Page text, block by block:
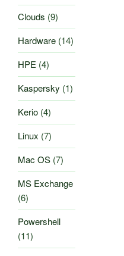
Clouds (9)
Hardware (14)
HPE (4)
Kaspersky (1)
Kerio (4)
Linux (7)
Mac OS (7)
MS Exchange
(6)
Powershell
(11)